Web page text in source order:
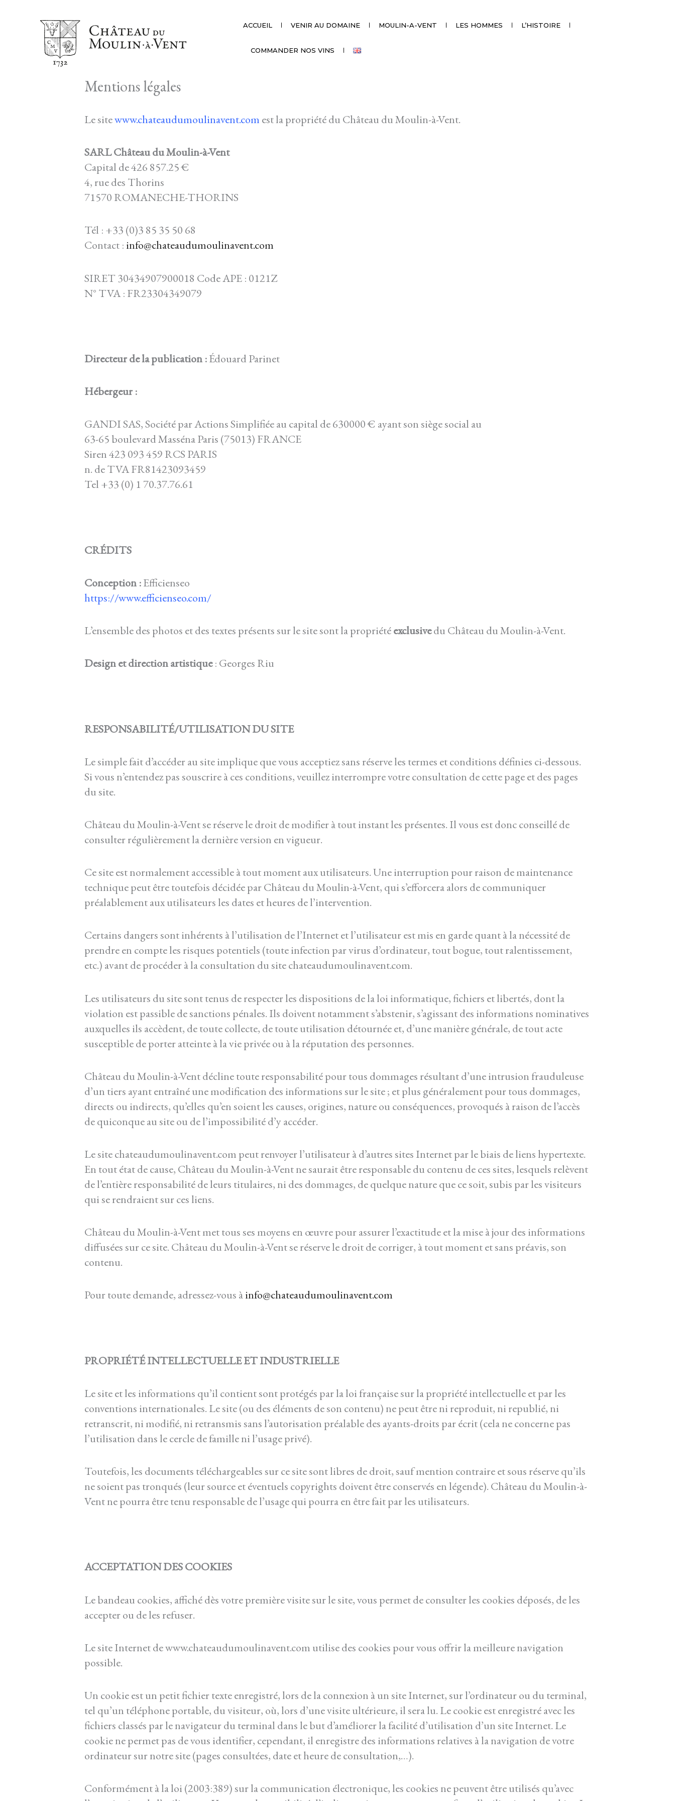
ACCUEIL VENIR AU DOMAINE MOULIN-A-VENT LES HOMMES L’HISTOIRE
COMMANDER NOS VINS
Mentions légales
Le sitewww.chateaudumoulinavent.com est la propriété du Château du Moulin-à-Vent.
SARL Château du Moulin-à-Vent
Capital de 426 857.25 €
4, rue des Thorins
71570 ROMANECHE-THORINS
Tél : +33 (0)3 85 35 50 68
Contact : info@chateaudumoulinavent.com
SIRET 30434907900018 Code APE : 0121Z
N° TVA : FR23304349079
Directeur de la publication :Édouard Parinet
Hébergeur :
GANDI SAS, Société par Actions Simplifiée au capital de 630000 € ayant son siège social au
63-65 boulevard Masséna Paris (75013) FRANCE
Siren 423 093 459 RCS PARIS
n. de TVA FR81423093459
Tel +33 (0) 1 70.37.76.61
CRÉDITS
Conception :Efficienseo
https://www.efficienseo.com/
L’ensemble des photos et des textes présents sur le site sont la propriétéexclusivedu Château du Moulin-à-Vent.
Design et direction artistique: Georges Riu
RESPONSABILITÉ/UTILISATION DU SITE
Le simple fait d’accéder au site implique que vous acceptiez sans réserve les termes et conditions définies ci-dessous.
Si vous n’entendez pas souscrire à ces conditions, veuillez interrompre votre consultation de cette page et des pages
du site.
Château du Moulin-à-Vent se réserve le droit de modifier à tout instant les présentes. Il vous est donc conseillé de
consulter régulièrement la dernière version en vigueur.
Ce site est normalement accessible à tout moment aux utilisateurs. Une interruption pour raison de maintenance
technique peut être toutefois décidée par Château du Moulin-à-Vent, qui s’efforcera alors de communiquer
préalablement aux utilisateurs les dates et heures de l’intervention.
Certains dangers sont inhérents à l’utilisation de l’Internet et l’utilisateur est mis en garde quant à la nécessité de
prendre en compte les risques potentiels (toute infection par virus d’ordinateur, tout bogue, tout ralentissement,
etc.) avant de procéder à la consultation du site chateaudumoulinavent.com.
Les utilisateurs du site sont tenus de respecter les dispositions de la loi informatique, fichiers et libertés, dont la
violation est passible de sanctions pénales. Ils doivent notamment s’abstenir, s’agissant des informations nominatives
auxquelles ils accèdent, de toute collecte, de toute utilisation détournée et, d’une manière générale, de tout acte
susceptible de porter atteinte à la vie privée ou à la réputation des personnes.
Château du Moulin-à-Vent décline toute responsabilité pour tous dommages résultant d’une intrusion frauduleuse
d’un tiers ayant entraîné une modification des informations sur le site ; et plus généralement pour tous dommages,
directs ou indirects, qu’elles qu’en soient les causes, origines, nature ou conséquences, provoqués à raison de l’accès
de quiconque au site ou de l’impossibilité d’y accéder.
Le site chateaudumoulinavent.com peut renvoyer l’utilisateur à d’autres sites Internet par le biais de liens hypertexte.
En tout état de cause, Château du Moulin-à-Vent ne saurait être responsable du contenu de ces sites, lesquels relèvent
de l’entière responsabilité de leurs titulaires, ni des dommages, de quelque nature que ce soit, subis par les visiteurs
qui se rendraient sur ces liens.
Château du Moulin-à-Vent met tous ses moyens en œuvre pour assurer l’exactitude et la mise à jour des informations
diffusées sur ce site. Château du Moulin-à-Vent se réserve le droit de corriger, à tout moment et sans préavis, son
contenu.
Pour toute demande, adressez-vous àinfo@chateaudumoulinavent.com
PROPRIÉTÉ INTELLECTUELLE ET INDUSTRIELLE
Le site et les informations qu’il contient sont protégés par la loi française sur la propriété intellectuelle et par les
conventions internationales. Le site (ou des éléments de son contenu) ne peut être ni reproduit, ni republié, ni
retranscrit, ni modifié, ni retransmis sans l’autorisation préalable des ayants-droits par écrit (cela ne concerne pas
l’utilisation dans le cercle de famille ni l’usage privé).
Toutefois, les documents téléchargeables sur ce site sont libres de droit, sauf mention contraire et sous réserve qu’ils
ne soient pas tronqués (leur source et éventuels copyrights doivent être conservés en légende). Château du Moulin-à-
Vent ne pourra être tenu responsable de l’usage qui pourra en être fait par les utilisateurs.
ACCEPTATION DES COOKIES
Le bandeau cookies, affiché dès votre première visite sur le site, vous permet de consulter les cookies déposés, de les
accepter ou de les refuser.
Le site Internet de www.chateaudumoulinavent.com utilise des cookies pour vous offrir la meilleure navigation
possible.
Un cookie est un petit fichier texte enregistré, lors de la connexion à un site Internet, sur l’ordinateur ou du terminal,
tel qu’un téléphone portable, du visiteur, où, lors d’une visite ultérieure, il sera lu. Le cookie est enregistré avec les
fichiers classés par le navigateur du terminal dans le but d’améliorer la facilité d’utilisation d’un site Internet. Le
cookie ne permet pas de vous identifier, cependant, il enregistre des informations relatives à la navigation de votre
ordinateur sur notre site (pages consultées, date et heure de consultation,…).
Conformément à la loi (2003:389) sur la communication électronique, les cookies ne peuvent être utilisés qu’avec